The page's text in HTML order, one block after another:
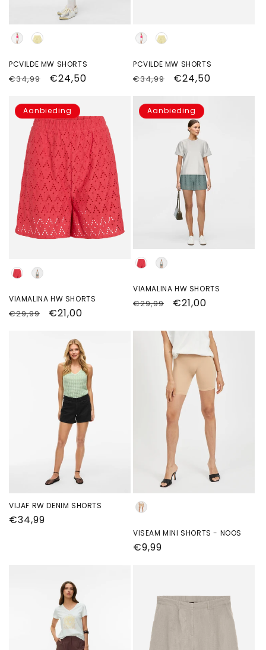
Kleur
PCVILDE MW SHORTS
Normale
€34,99 Aanbiedingsprijs
€24,50
Kleur
PCVILDE MW SHORTS
Normale
€34,99 Aanbiedingsprijs
€24,50
Aanbieding
Kleur
VIAMALINA HW SHORTS
Normale
€29,99 Aanbiedingsprijs
€21,00
Aanbieding
Kleur
VIAMALINA HW SHORTS
Normale
€29,99 Aanbiedingsprijs
€21,00
VIJAF RW DENIM SHORTS
Normale
€34,99
Kleur
VISEAM MINI SHORTS - NOOS
Normale
€9,99